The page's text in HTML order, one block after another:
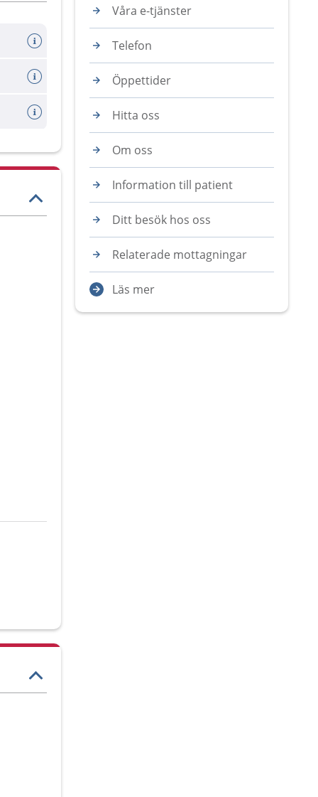
Våra e-tjänster
Telefon
Öppettider
Hitta oss
Om oss
Information till patient
Ditt besök hos oss
Relaterade mottagningar
Läs mer